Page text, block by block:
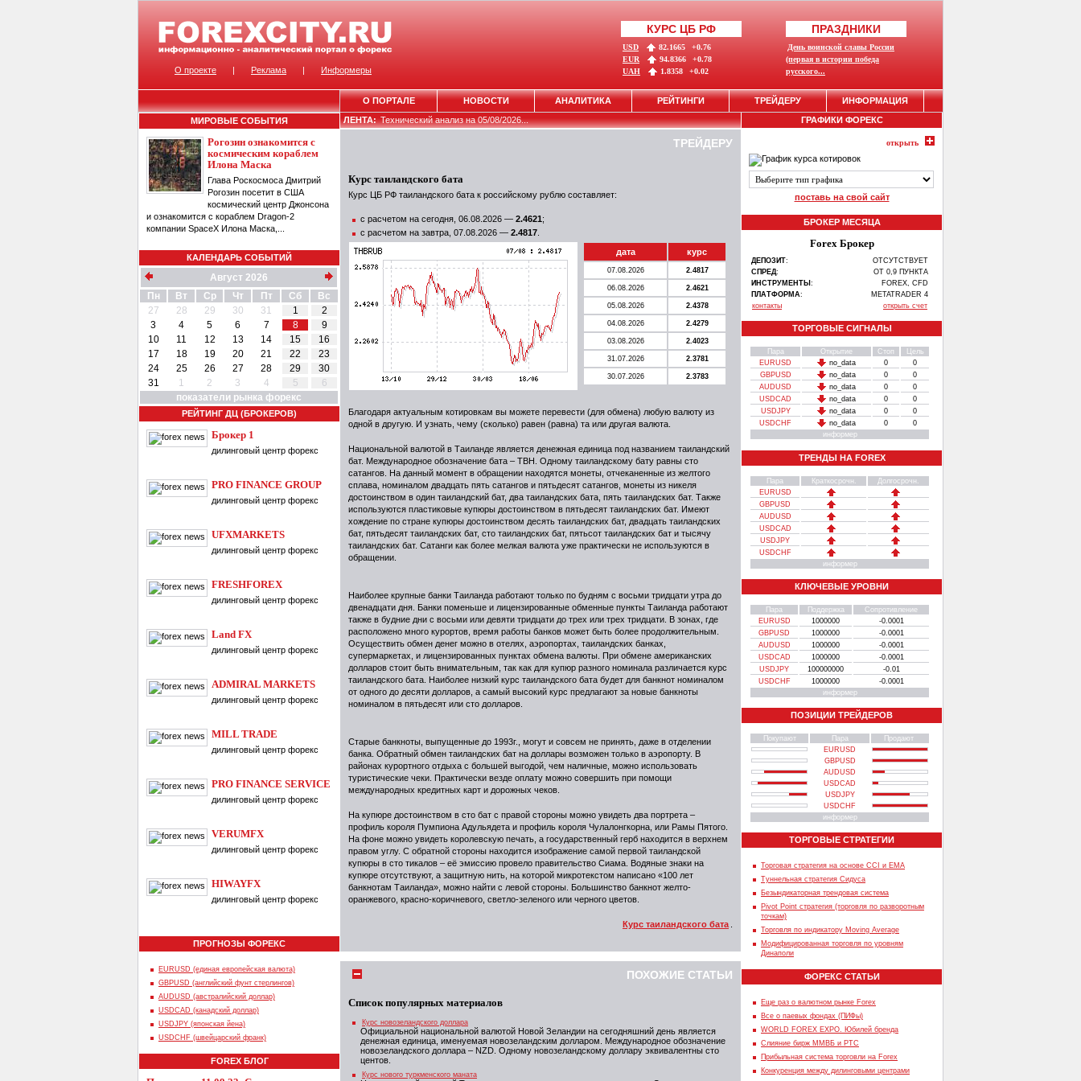
МИРОВЫЕ СОБЫТИЯ
Рогозин ознакомится с
космическим кораблем
Илона Маска
Глава Роскосмоса Дмитрий
Рогозин посетит в США
космический центр Джонсона
и ознакомится с кораблем Dragon-2
компании SpaceX Илона Маска,...
КАЛЕНДАРЬ СОБЫТИЙ
Август 2026
Пн
Вт Ср Чт Пт Сб
Вс
27
28 29 30 31 1
2
3
4 5 6 7 8
9
10
11 12 13 14 15
16
17
18 19 20 21 22
23
24
25 26 27 28 29
30
31
1 2 3 4 5
6
показатели рынка форекс
РЕЙТИНГ ДЦ (БРОКЕРОВ)
Брокер 1
дилинговый центр форекс
PRO FINANCE GROUP
дилинговый центр форекс
UFXMARKETS
дилинговый центр форекс
FRESHFOREX
дилинговый центр форекс
Land FX
дилинговый центр форекс
ADMIRAL MARKETS
дилинговый центр форекс
MILL TRADE
дилинговый центр форекс
PRO FINANCE SERVICE
дилинговый центр форекс
VERUMFX
дилинговый центр форекс
HIWAYFX
дилинговый центр форекс
ПРОГНОЗЫ ФОРЕКС
EURUSD (единая европейская валюта)
GBPUSD (английский фунт стерлингов)
AUDUSD (австралийский доллар)
USDCAD (канадский доллар)
USDJPY (японская йена)
USDCHF (швейцарский франк)
FOREX БЛОГ
ЛЕНТА:Технический анализ на 05/08/2026...
ТРЕЙДЕРУ
Курс таиландского бата
Курс ЦБ РФ таиландского бата к российскому рублю составляет:
с расчетом на сегодня, 06.08.2026 — 2.4621;
с расчетом на завтра, 07.08.2026 — 2.4817
дата
курс
07.08.2026 2.4817
06.08.2026 2.4621
05.08.2026 2.4378
04.08.2026 2.4279
03.08.2026 2.4023
31.07.2026 2.3781
30.07.2026 2.3783
Благодаря актуальным котировкам вы можете перевести (для обмена) любую валюту из
одной в другую. И узнать, чему (сколько) равен (равна) та или другая валюта.
Национальной валютой в Таиланде является денежная единица под названием таиландский
бат. Международное обозначение бата – TBH. Одному таиландскому бату равны сто
сатангов. На данный момент в обращении находятся монеты, отчеканенные из желтого
сплава, номиналом двадцать пять сатангов и пятьдесят сатангов, монеты из никеля
достоинством в один таиландский бат, два таиландских бата, пять таиландских бат. Также
используются пластиковые купюры достоинством в пятьдесят таиландских бат. Имеют
хождение по стране купюры достоинством десять таиландских бат, двадцать таиландских
бат, пятьдесят таиландских бат, сто таиландских бат, пятьсот таиландских бат и тысячу
таиландских бат. Сатанги как более мелкая валюта уже практически не используются в
обращении.
Наиболее крупные банки Таиланда работают только по будням с восьми тридцати утра до
двенадцати дня. Банки поменьше и лицензированные обменные пункты Таиланда работают
также в будние дни с восьми или девяти тридцати до трех или трех тридцати. В зонах, где
расположено много курортов, время работы банков может быть более продолжительным.
Осуществить обмен денег можно в отелях, аэропортах, таиландских банках,
супермаркетах, и лицензированных пунктах обмена валюты. При обмене американских
долларов стоит быть внимательным, так как для купюр разного номинала различается курс
таиландского бата. Наиболее низкий курс таиландского бата будет для банкнот номиналом
от одного до десяти долларов, а самый высокий курс предлагают за новые банкноты
номиналом в пятьдесят или сто долларов.
Старые банкноты, выпущенные до 1993г., могут и совсем не принять, даже в отделении
банка. Обратный обмен таиландских бат на доллары возможен только в аэропорту. В
районах курортного отдыха с большей выгодой, чем наличные, можно использовать
туристические чеки. Практически везде оплату можно совершить при помощи
международных кредитных карт и дорожных чеков.
На купюре достоинством в сто бат с правой стороны можно увидеть два портрета –
профиль короля Пумпиона Адульядета и профиль короля Чулалонгкорна, или Рамы Пятого.
На фоне можно увидеть королевскую печать, а государственный герб находится в верхнем
правом углу. С обратной стороны находится изображение самой первой таиландской
купюры в сто тикалов – её эмиссию провело правительство Сиама. Водяные знаки на
купюре отсутствуют, а защитную нить, на которой микротекстом написано «100 лет
банкнотам Таиланда», можно найти с левой стороны. Большинство банкнот желто-
оранжевого, красно-коричневого, светло-зеленого или черного цветов.
Курс таиландского бата
ПОХОЖИЕ СТАТЬИ
Список популярных материалов
Курс новозеландского доллара
Официальной национальной валютой Новой Зеландии на сегодняшний день является
денежная единица, именуемая новозеландским долларом. Международное обозначение
новозеландского доллара – NZD. Одному новозеландскому доллару эквивалентны сто
центов.
Курс нового туркменского маната
ГРАФИКИ ФОРЕКС
открыть
поставь на свой сайт
БРОКЕР МЕСЯЦА
Forex Брокер
ДЕПОЗИТ:
ОТСУТСТВУЕТ
СПРЕД:
ОТ 0,9 ПУНКТА
ИНСТРУМЕНТЫ :
FOREX, CFD
ПЛАТФОРМА:
METATRADER 4
контакты
открыть счет
ТОРГОВЫЕ СИГНАЛЫ
Пара Открытие Стоп
Цель
EURUSD
no_data 0
0
GBPUSD
no_data 0
0
AUDUSD
no_data 0
0
USDCAD
no_data 0
0
USDJPY
no_data 0
0
USDCHF
no_data 0
0
информер
ТРЕНДЫ НА FOREX
Пара Краткосрочн.
Долгосрочн.
EURUSD
GBPUSD
AUDUSD
USDCAD
USDJPY
USDCHF
информер
КЛЮЧЕВЫЕ УРОВНИ
Пара Поддержка
Сопротивление
EURUSD
1000000
-0.0001
GBPUSD
1000000
-0.0001
AUDUSD
1000000
-0.0001
USDCAD
1000000
-0.0001
USDJPY
100000000
-0.01
USDCHF
1000000
-0.0001
информер
ПОЗИЦИИ ТРЕЙДЕРОВ
Покупают Пара
Продают
EURUSD
GBPUSD
AUDUSD
USDCAD
USDJPY
USDCHF
информер
ТОРГОВЫЕ СТРАТЕГИИ
Торговая стратегия на основе CCI и EMA
Туннельная стратегия Сидуса
Безындикаторная трендовая система
Pivot Point стратегия (торговля по разворотным
точкам)
Торговля по индикатору Moving Average
Модифицированная торговля по уровням
Динаполи
ФОРЕКС СТАТЬИ
Еще раз о валютном рынке Forex
Все о паевых фондах (ПИФы)
WORLD FOREX EXPO. Юбилей бренда
Слияние бирж ММВБ и РТС
Прибыльная система торговли на Forex
Конкуренция между дилинговыми центрами
О проекте | Реклама | Информеры
КУРС ЦБ РФ
USD 82.1665
+0.76
EUR
94.8366
+0.78
UAH
1.8358 +0.02
ПРАЗДНИКИ
День воинской славы России
(первая в истории победа
русского...
О ПОРТАЛЕ НОВОСТИ АНАЛИТИКА РЕЙТИНГИ ТРЕЙДЕРУ ИНФОРМАЦИЯ